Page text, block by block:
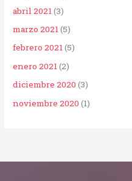
abril 2021(3)
marzo 2021(5)
febrero 2021(5)
enero 2021(2)
diciembre 2020 (3)
noviembre 2020 (1)